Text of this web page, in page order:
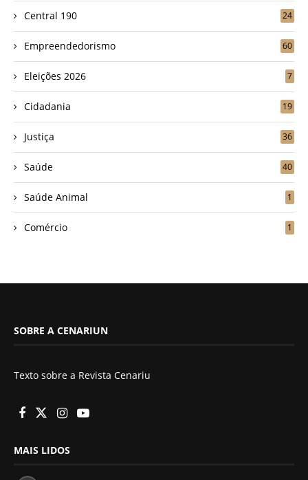
Central 190 24
Empreendedorismo 60
Eleições 2026 7
Cidadania 19
Justiça 36
Saúde 40
Saúde Animal 1
Comércio 1
SOBRE A CENARIUN
Texto sobre a Revista Cenariu
MAIS LIDOS